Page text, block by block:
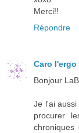
Merci!!
Répondre
Caro l'ergo
Bonjour
Je l'ai
procurer